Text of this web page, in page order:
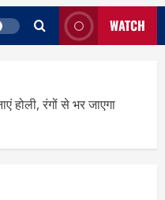
WATCH
रंगों से भर जाएगा